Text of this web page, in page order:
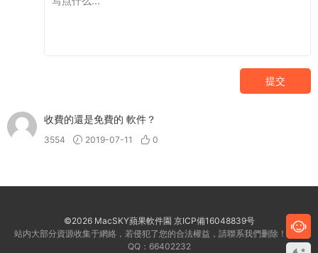
提交
收費的還是免費的 軟件？
3554 2019-07-11 0
©2026 MacSKY蘋果軟件園 京ICP備16048839号
站内大部分資源收集于網絡，若侵犯了您的合法權益，請聯系我們删除！客服
QQ：66402232